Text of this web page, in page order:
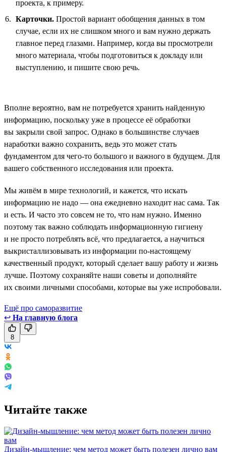
проекта, к примеру.
Карточки. Простой вариант обобщения данных в том
случае, если их не слишком много и вам нужно держать
главное перед глазами. Например, когда вы просмотрели
много материала, чтобы подготовиться к докладу или
выступлению, и пишите свою речь.
Вполне вероятно, вам не потребуется хранить найденную
информацию, поскольку уже в процессе её обработки
вы закрыли свой запрос. Однако в большинстве случаев
наработки важно сохранить, ведь это может стать
фундаментом для чего-то большого и важного в будущем. Для
вашего собственного исследования или проекта.
Мы живём в мире технологий, и кажется, что искать
информацию не надо — она ежедневно находит нас сама. Так
и есть. И часто это совсем не то, что нам нужно. Именно
поэтому так важно соблюдать информационную гигиену
и не просто потреблять всё, что предлагается, а научиться
выкристаллизовывать из информации по-настоящему
качественный продукт, который сделает вашу работу и жизнь
лучше. Поэтому сохраняйте наши советы и дополняйте
их своими личными способами, которые вы уже испробовали.
Ещё про саморазвитие
↩ На главную блога
8
Читайте также
Дизайн-мышление: чем метод может быть полезен лично вам